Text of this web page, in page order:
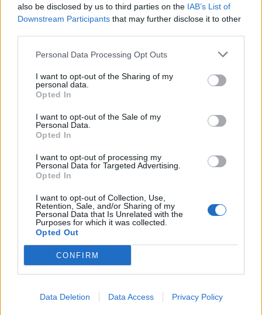
also be disclosed by us to third parties on the IAB’s List of
Downstream Participants that may further disclose it to other
Personal Data Processing Opt Outs
I want to opt-out of the Sharing of my
personal data.
Opted In
I want to opt-out of the Sale of my
Personal Data.
Opted In
I want to opt-out of processing my
Personal Data for Targeted Advertising.
Opted In
I want to opt-out of Collection, Use,
Retention, Sale, and/or Sharing of my
Personal Data that Is Unrelated with the
Purposes for which it was collected.
Opted Out
CONFIRM
Data Deletion Data Access Privacy Policy
Viihdeuutiset
keikalla – Bruce Dickinson oli
pudota lavalta!